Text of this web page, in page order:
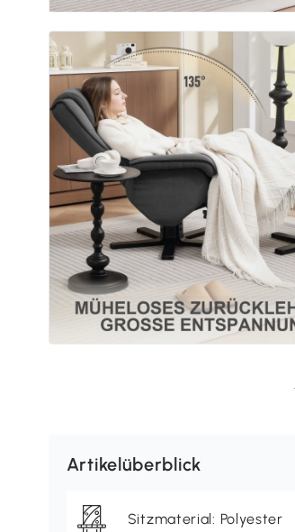
Artikelüberblick
Sitzmaterial: Polyester